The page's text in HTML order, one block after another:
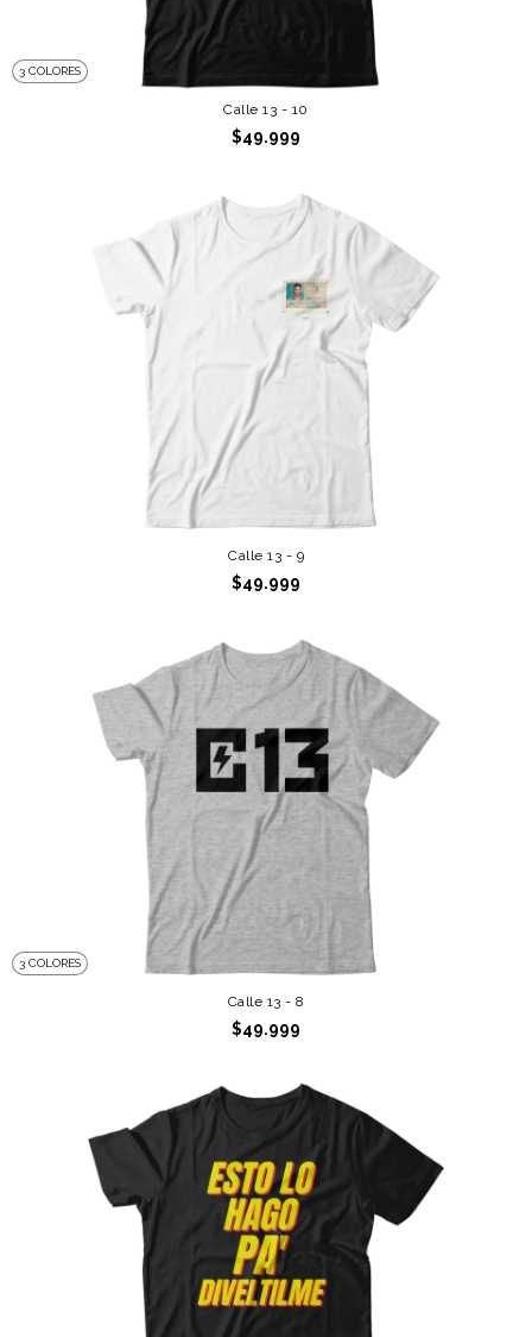
3 COLORES
Calle 13 - 10
$49.999
Calle 13 - 9
$49.999
3 COLORES
Calle 13 - 8
$49.999